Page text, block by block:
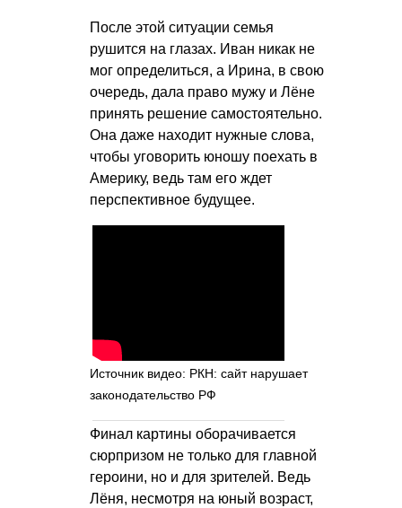
После этой ситуации семья
рушится на глазах. Иван никак не
мог определиться, а Ирина, в свою
очередь, дала право мужу и Лёне
принять решение самостоятельно.
Она даже находит нужные слова,
чтобы уговорить юношу поехать в
Америку, ведь там его ждет
перспективное будущее.
Источник видео: РКН: сайт нарушает
законодательство РФ
Финал картины оборачивается
сюрпризом не только для главной
героини, но и для зрителей. Ведь
Лёня, несмотря на юный возраст,